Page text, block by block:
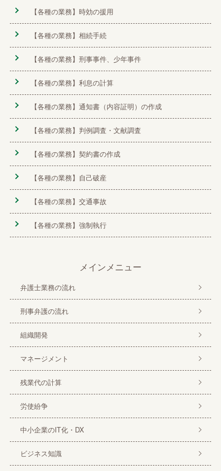
【各種の業務】時効の援用
【各種の業務】相続手続
【各種の業務】刑事事件、少年事件
【各種の業務】利息の計算
【各種の業務】通知書（内容証明）の作成
【各種の業務】判例調査・文献調査
【各種の業務】契約書の作成
【各種の業務】自己破産
【各種の業務】交通事故
【各種の業務】強制執行
メインメニュー
弁護士業務の流れ
刑事弁護の流れ
組織開発
マネージメント
残業代の計算
労使紛争
中小企業のIT化・DX
ビジネス知識